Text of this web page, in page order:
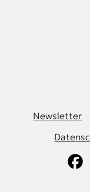
Newsletter